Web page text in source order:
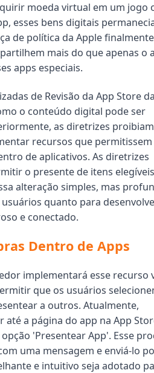
moeda virtual em um jogo
esses bens digitais
de política da Apple
mais do que apenas o
apps especiais.
de Revisão da App Store
o conteúdo digital pode ser
as diretrizes proibiam
recursos que permitissem
de aplicativos. As diretrizes
o presente de itens
alteração simples, mas
quanto para
e conectado.
Dentro de Apps
implementará esse recurso
que os usuários
a outros. Atualmente,
a página do app na App
'Presentear App'. Esse
uma mensagem e enviá-lo
e intuitivo seja adotado